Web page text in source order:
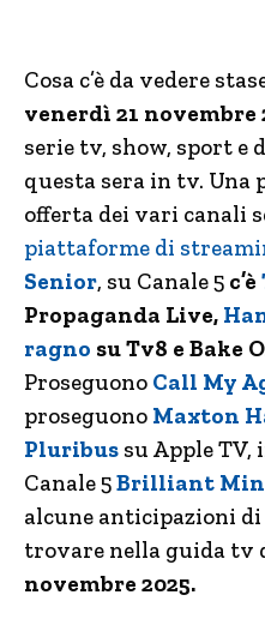
Cosa c’è da vedere
venerdì 21 novembre
serie tv, show, sport e
questa sera in tv. Una
offerta dei vari canali
piattaforme di
Senior, su Canale 5 c’è
Propaganda Live,
ragno su Tv8 e Bake
Proseguono Call My
proseguono Maxton
Pluribus su Apple TV,
Canale 5Brilliant
alcune anticipazioni
trovare nella guida tv
novembre 2025.